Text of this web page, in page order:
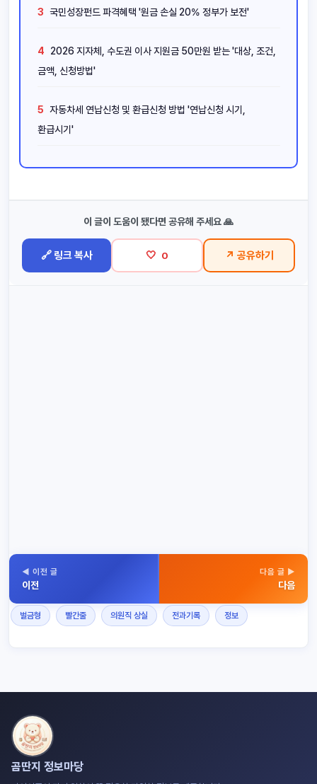
3 국민성장펀드 파격혜택 '원금 손실 20% 정부가 보전'
4
2026 지자체, 수도권 이사 지원금 50만원 받는 '대상, 조건,
금액, 신청방법'
5 자동차세 연납신청 및 환급신청 방법 '연납신청 시기,
환급시기'
이 글이 도움이 됐다면 공유해 주세요 🙏
🔗 링크 복사 🤍 0 ↗ 공유하기
◀ 이전 글
이전
다음 글 ▶
다음
벌금형 빨간줄 의원직 상실 전과기록 정보
곰딴지 정보마당